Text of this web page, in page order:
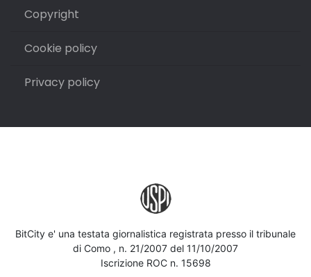
Copyright
Cookie policy
Privacy policy
BitCity e' una testata giornalistica registrata presso il tribunale
di Como , n. 21/2007 del 11/10/2007
Iscrizione ROC n. 15698